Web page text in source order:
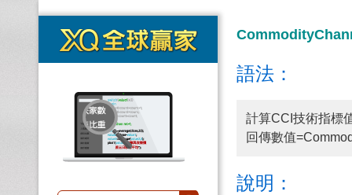
語法：
計算CCI技術指標
回傳數值
說明：